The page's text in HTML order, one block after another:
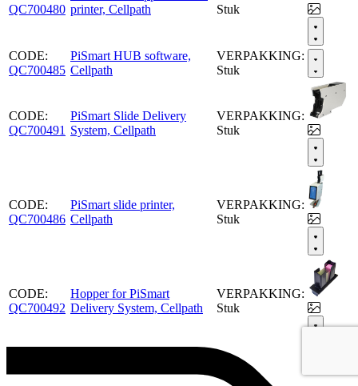
QC700480 printer, Cellpath
Stuk
CODE:
QC700485
PiSmart HUB software,
Cellpath
VERPAKKING:
Stuk
CODE:
QC700491
PiSmart Slide Delivery
System, Cellpath
VERPAKKING:
Stuk
CODE:
QC700486
PiSmart slide printer,
Cellpath
VERPAKKING:
Stuk
CODE:
QC700492
Hopper for PiSmart
Delivery System, Cellpath
VERPAKKING:
Stuk